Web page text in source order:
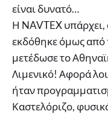
είναι δυνατό…
Η NAVTEX
εκδόθηκε όμως από
μετέδωσε το
Λιμενικό! Αφορά
ήταν
Καστελόριζο,